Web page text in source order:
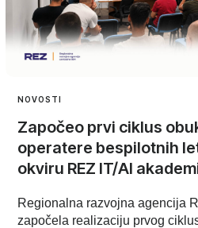
NOVOSTI
Započeo prvi ciklus
operatere bespilotnih
okviru REZ IT/AI
Regionalna razvojna agencija
započela realizaciju prvog